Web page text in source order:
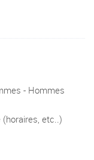
- Hommes
etc..)